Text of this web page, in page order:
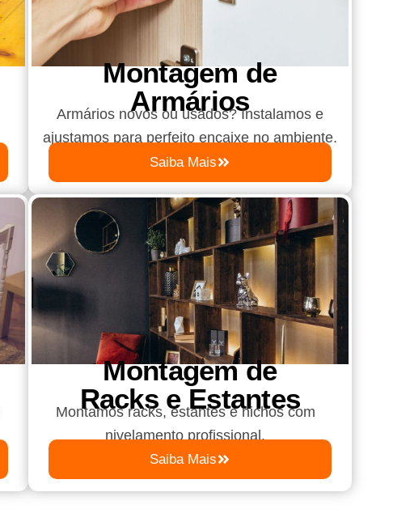
Montagem de
Armários
Armários novos ou usados? Instalamos e
ajustamos para perfeito encaixe no ambiente.
Saiba Mais
Montagem de
Racks e Estantes
Montamos racks, estantes e nichos com
nivelamento profissional.
Saiba Mais